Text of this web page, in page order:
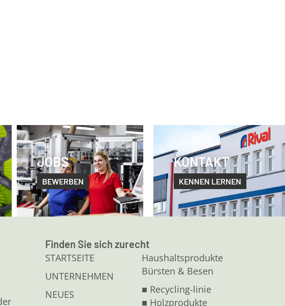
JOBS
BEWERBEN
KONTAKT
KENNEN LERNEN
Finden Sie sich zurecht
STARTSEITE
UNTERNEHMEN
NEUES
Haushaltsprodukte
Bürsten & Besen
■ Recycling-linie
■ Holzprodukte